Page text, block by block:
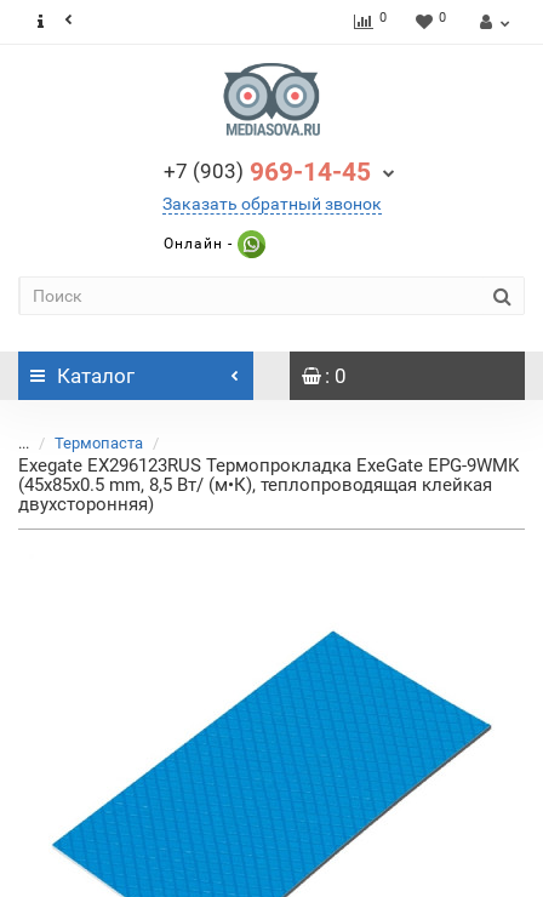
0 0
+7 (903) 969-14-45
Заказать обратный звонок
Онлайн -
Каталог : 0
... Термопаста
Exegate EX296123RUS Термопрокладка ExeGate EPG-9WMK
(45x85x0.5 mm, 8,5 Вт/ (м•К), теплопроводящая клейкая
двухсторонняя)